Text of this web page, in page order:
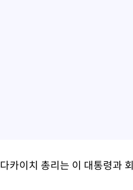
다카이치 총리는 이 대통령과